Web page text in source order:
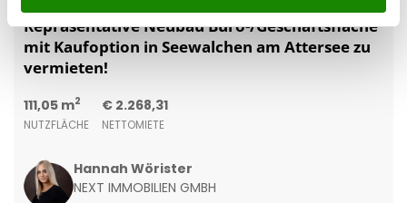
Repräsentative Neubau Büro-/Geschäftsfläche
mit Kaufoption in Seewalchen am Attersee zu
vermieten!
111,05 m2
NUTZFLÄCHE
€ 2.268,31
NETTOMIETE
Hannah Wörister
NEXT IMMOBILIEN GMBH